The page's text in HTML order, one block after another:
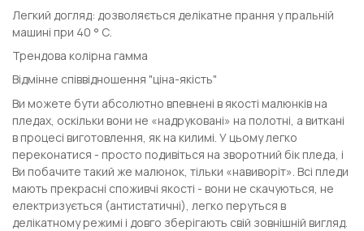
Легкий догляд: дозволяється делікатне прання у пральній
машині при 40 ° С.
Трендова колірна гамма
Відмінне співвідношення "ціна-якість"
Ви можете бути абсолютно впевнені в якості малюнків на
пледах, оскільки вони не «надруковані» на полотні, а виткані
в процесі виготовлення, як на килимі. У цьому легко
переконатися - просто подивіться на зворотний бік пледа, і
Ви побачите такий же малюнок, тільки «навиворіт». Всі пледи
мають прекрасні споживчі якості - вони не скачуються, не
електризується (антистатичні), легко перуться в
делікатному режимі і довго зберігають свій зовнішній вигляд.